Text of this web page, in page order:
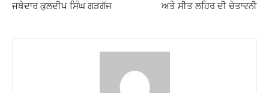
ਜਥੇਦਾਰ ਕੁਲਦੀਪ ਸਿੰਘ ਗੜਗੱਜ
ਅਤੇ ਸੀਤ ਲਹਿਰ ਦੀ ਚੇਤਾਵਨੀ